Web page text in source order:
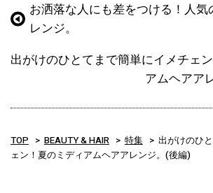
お洒落な人にも差をつける！人
レンジ。
出がけのひとてまで簡単にイメチェ
アムヘアア
TOP BEAUTY & HAIR 特集
出がけのひ
ェン！夏のミディアムヘアアレンジ。(後編)